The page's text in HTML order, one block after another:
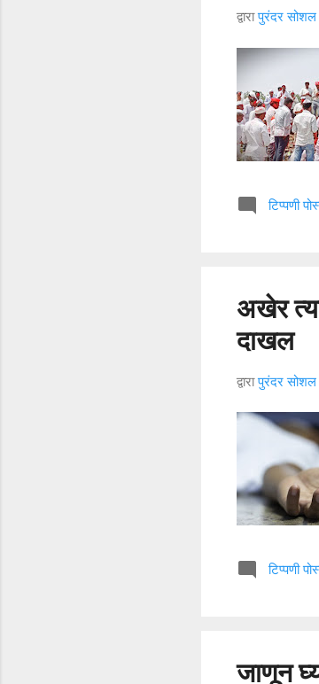
द्वारापुरंदर सोशल
टिप्पणी
अखेर
दाखल
द्वारापुरंदर सोशल
टिप्पणी
जाणून